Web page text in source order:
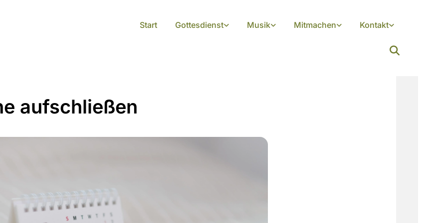
Start Gottesdienst Musik Mitmachen Kontakt
aufschließen